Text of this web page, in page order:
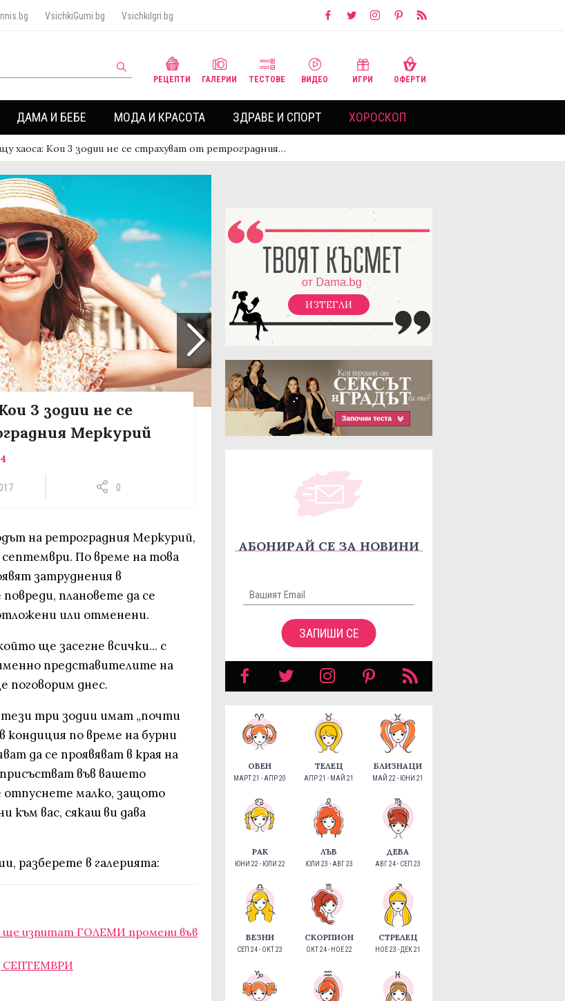
VsichkiGumi.bg VsichkiIgri.bg
РЕЦЕПТИ ГАЛЕРИИ ТЕСТОВЕ ВИДЕО ИГРИ ОФЕРТИ
ДАМА И БЕБЕ МОДА И КРАСОТА ЗДРАВЕ И СПОРТ ХОРОСКОП
хаоса: Кои 3 зодии не се страхуват от ретроградния…
3 зодии не се
Меркурий
0
на ретроградния Меркурий,
По време на това
затруднения в
плановете да се
или отменени.
ще засегне всички... с
представителите на
поговорим днес.
три зодии имат „почти
кондиция по време на бурни
да се проявяват в края на
във вашето
отпуснете малко, защото
към вас, сякаш ви дава
разберете в галерията:
ще изпитат ГОЛЕМИ промени във
СЕПТЕМВРИ
ИЗТЕГЛИ
АБОНИРАЙ СЕ ЗА НОВИНИ
ЗАПИШИ СЕ
ОВЕН
МАРТ 21 - АПР 20
ТЕЛЕЦ
АПР 21 - МАЙ 21
БЛИЗНАЦИ
МАЙ 22 - ЮНИ 21
РАК
ЮНИ 22 - ЮЛИ 22
ЛЪВ
ЮЛИ 23 - АВГ 23
ДЕВА
АВГ 24 - СЕП 23
ВЕЗНИ
СЕП 24 - ОКТ 23
СКОРПИОН
ОКТ 24 - НОЕ 22
СТРЕЛЕЦ
НОЕ 23 - ДЕК 21